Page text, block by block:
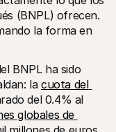
y actualizaciones
(BNPL) ofrecen.
la forma en
BNPL ha sido
la cuota del
del 0.4% al
globales de